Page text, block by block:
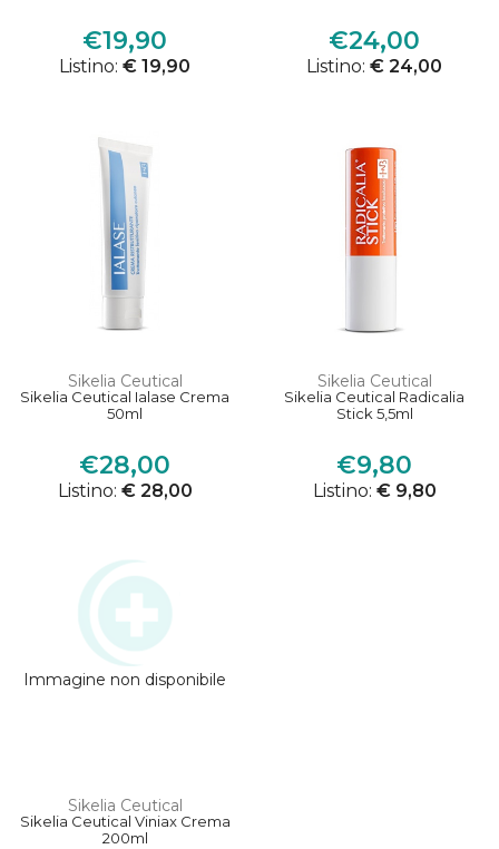
€19,90
Listino: € 19,90
€24,00
Listino: € 24,00
Sikelia Ceutical
Sikelia Ceutical Ialase Crema
50ml
€28,00
Listino: € 28,00
Sikelia Ceutical
Sikelia Ceutical Radicalia
Stick 5,5ml
€9,80
Listino: € 9,80
Immagine non disponibile
Sikelia Ceutical
Sikelia Ceutical Viniax Crema
200ml